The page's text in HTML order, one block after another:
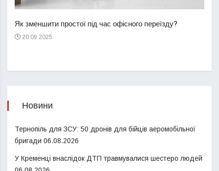
Як зменшити простої під час офісного переїзду?
20.09.2025
Новини
Тернопіль для ЗСУ: 50 дронів для бійців аеромобільної
бригади 06.08.2026
У Кременці внаслідок ДТП травмувалися шестеро людей